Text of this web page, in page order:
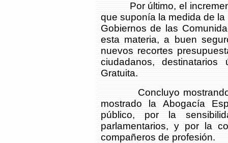
Por último, el
que suponía la medida de
Gobiernos de las
esta materia, a buen
nuevos recortes
ciudadanos,
Gratuita.
Concluyo mostrando
mostrado la Abogacía
público, por la
parlamentarios, y por la
compañeros de profesión.